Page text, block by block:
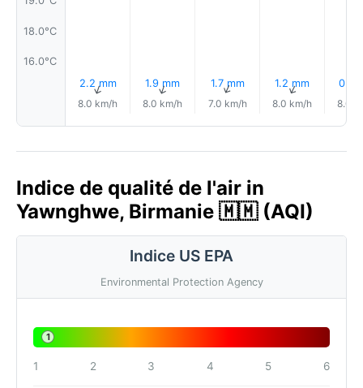
18.0°C
16.0°C
2.2 mm
↑
8.0 km/h
1.9 mm
↑
8.0 km/h
1.7 mm
↑
7.0 km/h
1.2 mm
↑
8.0 km/h
0.9
8.0
Indice de qualité de l'air in
Yawnghwe, Birmanie 🇲🇲 (AQI)
Indice US EPA
Environmental Protection Agency
1
1 2 3 4 5 6